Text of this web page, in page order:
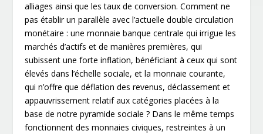
alliages ainsi que les taux de conversion. Comment ne
pas établir un parallèle avec l’actuelle double circulation
monétaire : une monnaie banque centrale qui irrigue les
marchés d’actifs et de manières premières, qui
subissent une forte inflation, bénéficiant à ceux qui sont
élevés dans l’échelle sociale, et la monnaie courante,
qui n’offre que déflation des revenus, déclassement et
appauvrissement relatif aux catégories placées à la
base de notre pyramide sociale ? Dans le même temps
fonctionnent des monnaies civiques, restreintes à un